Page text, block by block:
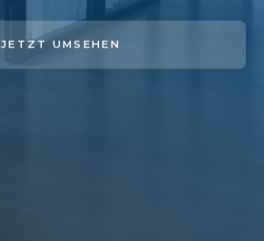
JETZT UMSEHEN